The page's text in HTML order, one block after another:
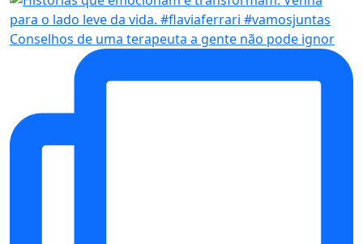
Conselhos de uma terapeuta a gente não pode ignor